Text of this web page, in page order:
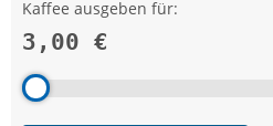
Kaffee ausgeben für:
3,00 €